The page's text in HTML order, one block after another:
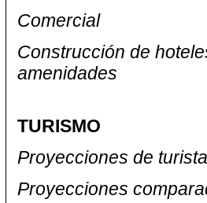
Comercial
Construcción de
TURISMO
Proyecciones de
Proyecciones